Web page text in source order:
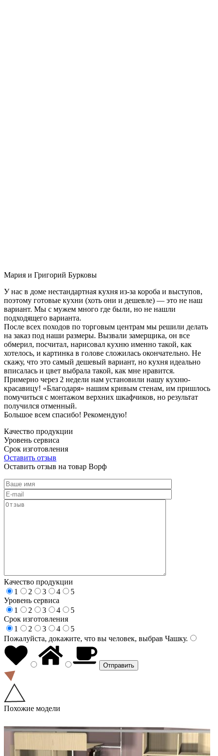
Мария и Григорий Бурковы
У нас в доме нестандартная кухня из-за короба и выступов,
поэтому готовые кухни (хоть они и дешевле) — это не наш
вариант. Мы с мужем много где были, но не нашли
подходящего варианта.
После всех походов по торговым центрам мы решили делать
на заказ под наши размеры. Вызвали замерщика, он все
обмерил, посчитал, нарисовал кухню именно такой, как
хотелось, и картинка в голове сложилась окончательно. Не
скажу, что это самый дешевый вариант, но кухня идеально
вписалась и цвет выбрала такой, как мне нравится.
Примерно через 2 недели нам установили нашу кухню-
красавицу! «Благодаря» нашим кривым стенам, им пришлось
помучиться с монтажом верхних шкафчиков, но результат
получился отменный.
Большое всем спасибо! Рекомендую!
Качество продукции
Уровень сервиса
Срок изготовления
Оставить отзыв
Оставить отзыв на товар Ворф
Качество продукции
1
2 3 4
5
Уровень сервиса
1
2 3 4
5
Срок изготовления
1
2 3 4
5
Пожалуйста, докажите, что вы человек, выбрав Чашку.
Похожие модели